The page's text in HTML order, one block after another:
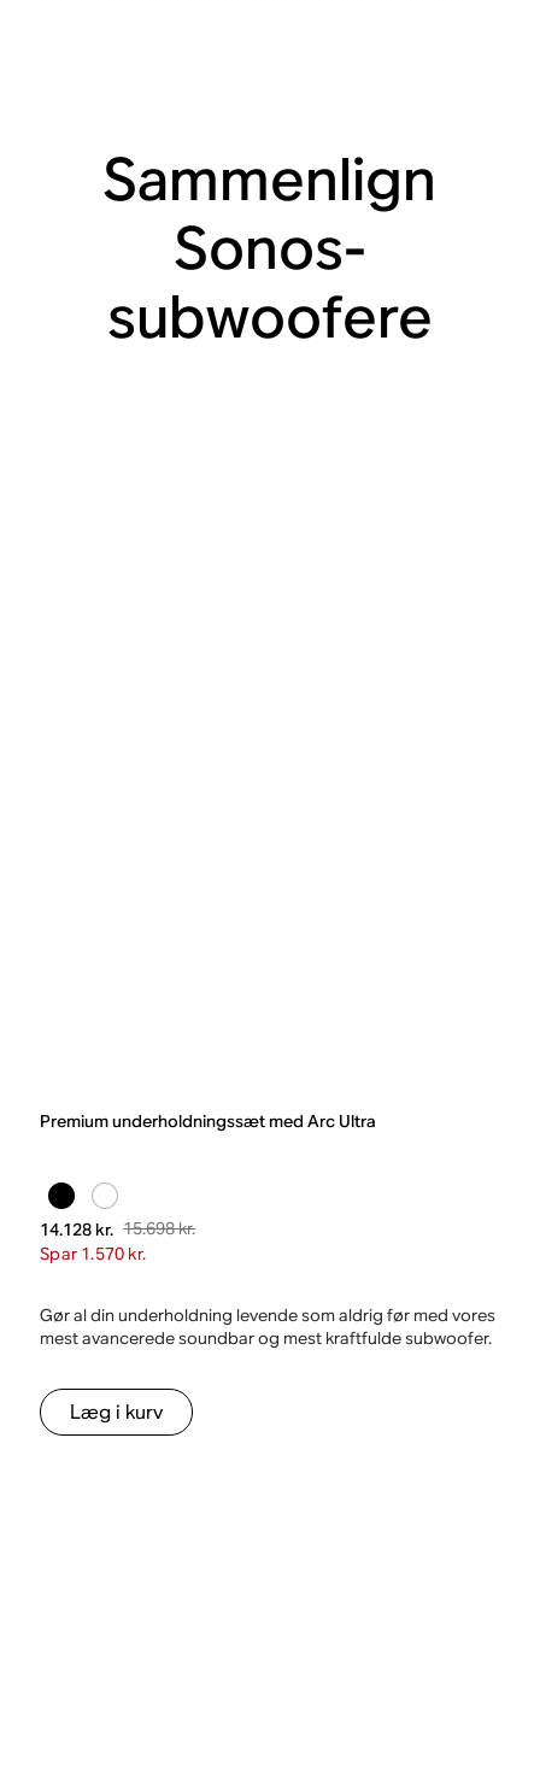
Sammenlign
Sonos-
subwoofere
Premium underholdningssæt med Arc Ultra
14.128 kr. 15.698 kr.
Spar 1.570 kr.
Gør al din underholdning levende som aldrig før med vores
mest avancerede soundbar og mest kraftfulde subwoofer.
Læg i kurv